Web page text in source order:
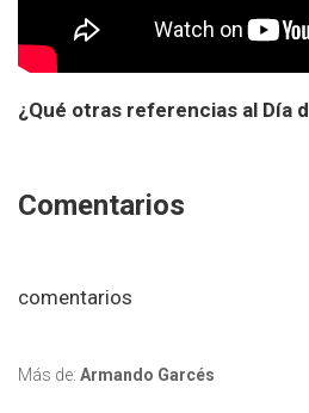
¿Qué otras referencias al Día
Comentarios
comentarios
Más de: Armando Garcés